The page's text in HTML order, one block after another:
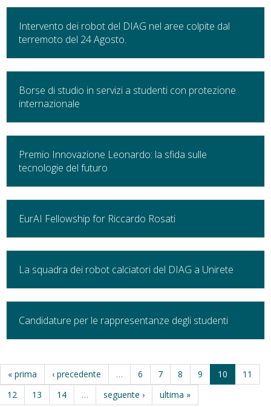
Intervento dei robot del DIAG nel aree colpite dal
terremoto del 24 Agosto.
Borse di studio in servizi a studenti con protezione
internazionale
Premio Innovazione Leonardo: la sfida sulle
tecnologie del futuro
EurAI Fellowship for Riccardo Rosati
La squadra dei robot calciatori del DIAG a Unirete
Candidature per le rappresentanze degli studenti
« prima ‹ precedente … 6 7 8 9 10
11
12
13 14 … seguente › ultima »